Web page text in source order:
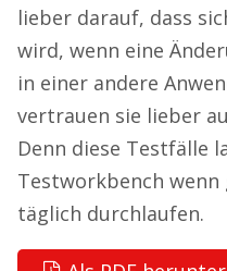
lieber darauf, dass
wird, wenn eine
in einer andere
vertrauen sie lieber
Denn diese Testfälle
Testworkbench wenn
täglich durchlaufen.